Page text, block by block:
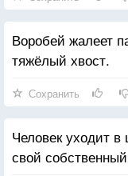
Воробей жалеет
тяжёлый хвост.
Сохранить
Человек уходит
свой